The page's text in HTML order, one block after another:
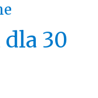
30